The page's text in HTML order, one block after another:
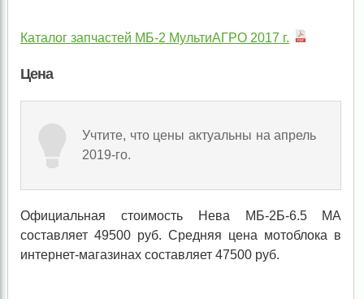
Каталог запчастей МБ-2 МультиАГРО 2017 г.
Цена
Учтите, что цены актуальны на апрель
2019-го.
Официальная стоимость Нева МБ-2Б-6.5 МА
составляет 49500 руб. Средняя цена мотоблока в
интернет-магазинах составляет 47500 руб.